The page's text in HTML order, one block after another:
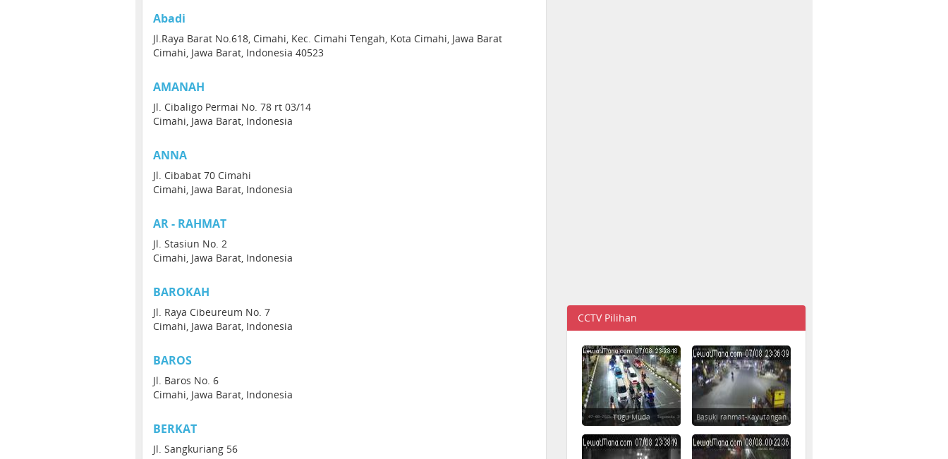
Abadi
Jl.Raya Barat No.618, Cimahi, Kec. Cimahi Tengah, Kota Cimahi, Jawa Barat
Cimahi, Jawa Barat, Indonesia 40523
AMANAH
Jl. Cibaligo Permai No. 78 rt 03/14
Cimahi, Jawa Barat, Indonesia
ANNA
Jl. Cibabat 70 Cimahi
Cimahi, Jawa Barat, Indonesia
AR - RAHMAT
Jl. Stasiun No. 2
Cimahi, Jawa Barat, Indonesia
BAROKAH
Jl. Raya Cibeureum No. 7
Cimahi, Jawa Barat, Indonesia
BAROS
Jl. Baros No. 6
Cimahi, Jawa Barat, Indonesia
BERKAT
Jl. Sangkuriang 56
CCTV Pilihan
Tugu Muda Basuki rahmat-Kayutangan